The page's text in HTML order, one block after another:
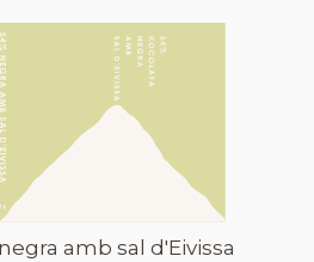
amb sal d'Eivissa